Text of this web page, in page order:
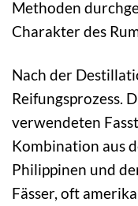
Methoden
Charakter des
Nach der
Reifungsprozess.
verwendeten
Kombination aus
Philippinen und
Fässer, oft